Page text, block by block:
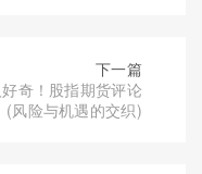
下一篇
奇！股指期货评论
(风险与机遇的交织)